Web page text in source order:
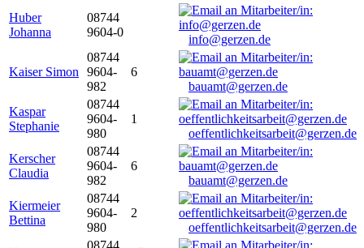
Huber
Johanna
08744
9604-0
info@gerzen.de
Kaiser Simon
08744
9604-
982
6
bauamt@gerzen.de
Kaspar
Stephanie
08744
9604-
980
1
oeffentlichkeitsarbeit@gerzen.de
Kerscher
Claudia
08744
9604-
982
6
bauamt@gerzen.de
Kiermeier
Bettina
08744
9604-
980
2
oeffentlichkeitsarbeit@gerzen.de
08744